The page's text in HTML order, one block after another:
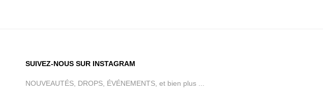
SUIVEZ-NOUS SUR INSTAGRAM
NOUVEAUTÉS, DROPS, ÉVÉNEMENTS, et bien plus ...